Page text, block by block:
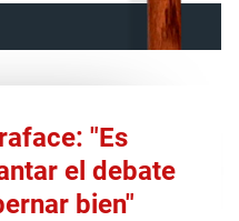
"Es
el debate
bien"